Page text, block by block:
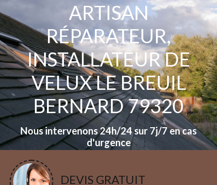
ARTISAN
RÉPARATEUR,
INSTALLATEUR DE
VELUX LE BREUIL
BERNARD 79320
Nous intervenons 24h/24 sur 7j/7 en cas
d'urgence
DEVIS GRATUIT